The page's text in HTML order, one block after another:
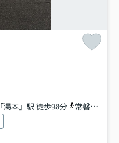
湯本」駅 徒歩98分 常磐線「内郷」駅 徒歩99分